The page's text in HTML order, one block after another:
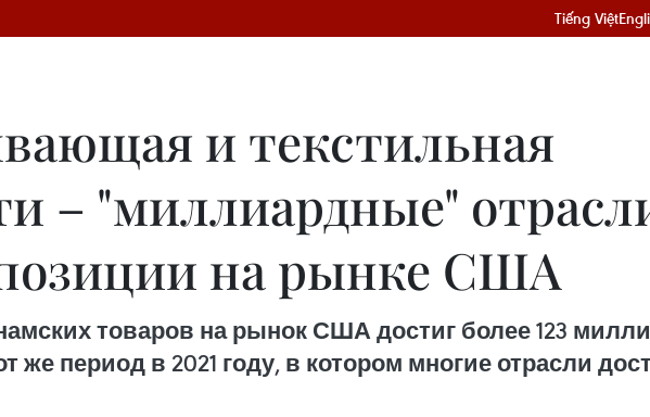
Tiếng Việt
и текстильная
– "миллиардные"
на рынке США
товаров на рынок США достиг более 123
же период в 2021 году, в котором многие отрасли